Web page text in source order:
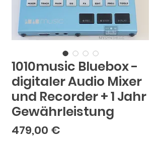
1010music Bluebox -
digitaler Audio Mixer
und Recorder + 1 Jahr
Gewährleistung
479,00 €